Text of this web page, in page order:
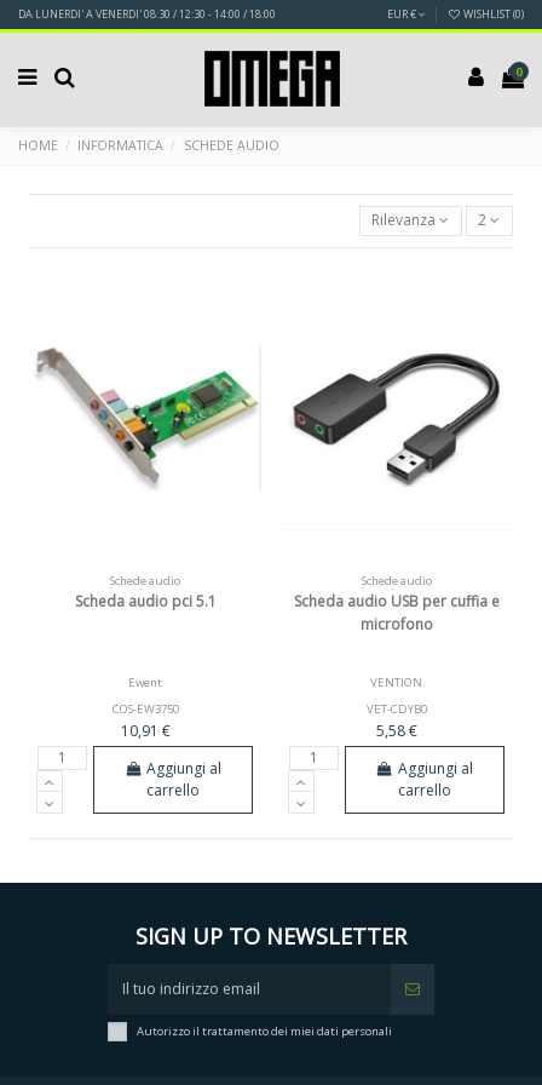
DA LUNERDI' A VENERDI' 08:30 / 12:30 - 14:00 / 18:00 EUR € WISHLIST (0)
0
HOME INFORMATICA SCHEDE AUDIO
Rilevanza 2
Schede audio
Scheda audio pci 5.1
Ewent
COS-EW3750
10,91 €
Aggiungi al
carrello
Schede audio
Scheda audio USB per cuffia e
microfono
VENTION
VET-CDYB0
5,58 €
Aggiungi al
carrello
SIGN UP TO NEWSLETTER
Autorizzo il trattamento dei miei dati personali